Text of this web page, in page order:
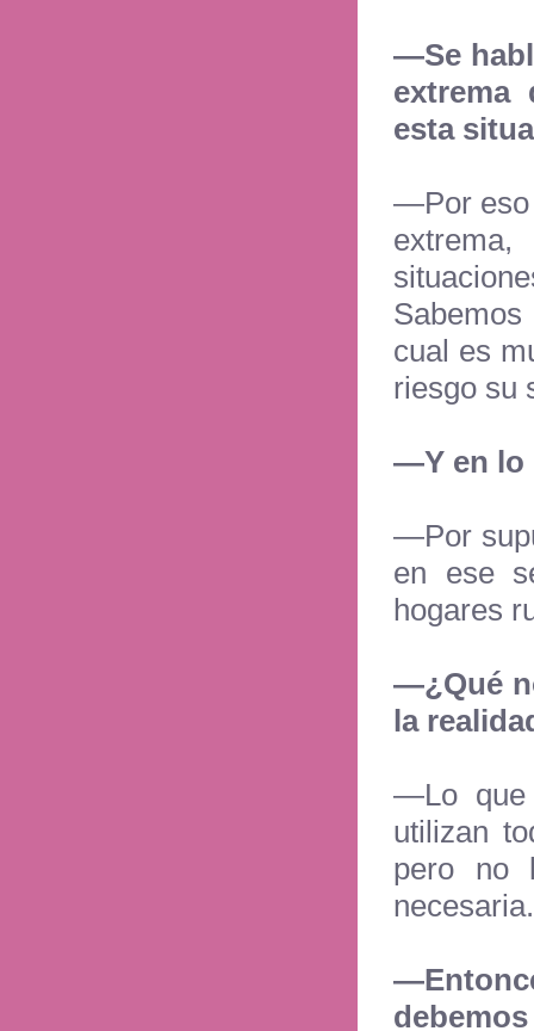
—Se
extrema
esta
—Por
cual es
riesgo su
—Y en
—Por
en ese
hogares
—¿Qué
la
—Lo
utilizan
pero no
necesaria.
—